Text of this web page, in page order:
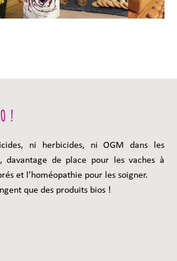
!
ni herbicides, ni OGM dans les
davantage de place pour les vaches à
et l’homéopathie pour les soigner.
que des produits bios !